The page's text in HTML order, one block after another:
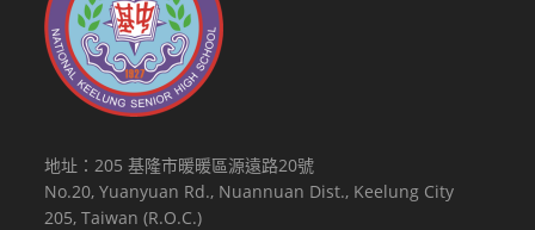
地址：205 基隆市暖暖區源遠路20號
No.20, Yuanyuan Rd., Nuannuan Dist., Keelung City
205, Taiwan (R.O.C.)